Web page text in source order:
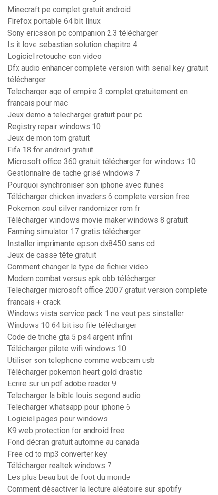
Minecraft pe complet gratuit android
Firefox portable 64 bit linux
Sony ericsson pc companion 2.3 télécharger
Is it love sebastian solution chapitre 4
Logiciel retouche son video
Dfx audio enhancer complete version with serial key gratuit
télécharger
Telecharger age of empire 3 complet gratuitement en
francais pour mac
Jeux demo a telecharger gratuit pour pc
Registry repair windows 10
Jeux de mon tom gratuit
Fifa 18 for android gratuit
Microsoft office 360 gratuit télécharger for windows 10
Gestionnaire de tache grisé windows 7
Pourquoi synchroniser son iphone avec itunes
Télécharger chicken invaders 6 complete version free
Pokemon soul silver randomizer rom fr
Télécharger windows movie maker windows 8 gratuit
Farming simulator 17 gratis télécharger
Installer imprimante epson dx8450 sans cd
Jeux de casse tête gratuit
Comment changer le type de fichier video
Modern combat versus apk obb télécharger
Telecharger microsoft office 2007 gratuit version complete
francais + crack
Windows vista service pack 1 ne veut pas sinstaller
Windows 10 64 bit iso file télécharger
Code de triche gta 5 ps4 argent infini
Télécharger pilote wifi windows 10
Utiliser son telephone comme webcam usb
Télécharger pokemon heart gold drastic
Ecrire sur un pdf adobe reader 9
Telecharger la bible louis segond audio
Telecharger whatsapp pour iphone 6
Logiciel pages pour windows
K9 web protection for android free
Fond décran gratuit automne au canada
Free cd to mp3 converter key
Télécharger realtek windows 7
Les plus beau but de foot du monde
Comment désactiver la lecture aléatoire sur spotify